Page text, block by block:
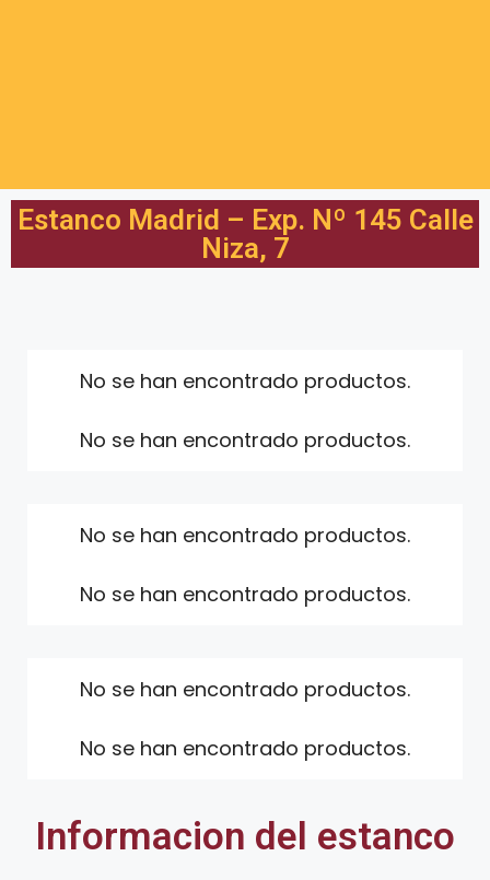
Estanco Madrid – Exp. Nº 145 Calle
Niza, 7
No se han encontrado productos.
No se han encontrado productos.
No se han encontrado productos.
No se han encontrado productos.
No se han encontrado productos.
No se han encontrado productos.
Informacion del estanco